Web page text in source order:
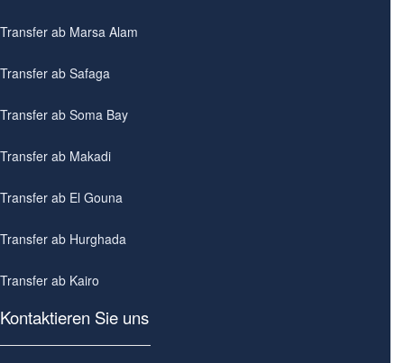
Transfer ab Marsa Alam
Transfer ab Safaga
Transfer ab Soma Bay
Transfer ab Makadi
Transfer ab El Gouna
Transfer ab Hurghada
Transfer ab Kairo
Kontaktieren Sie uns